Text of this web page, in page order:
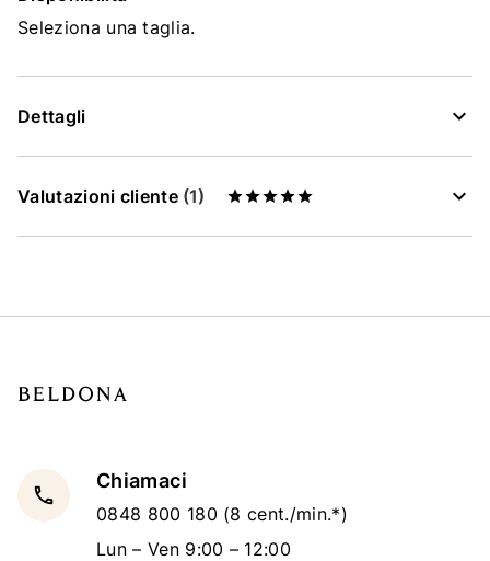
Seleziona una taglia.
Dettagli
Valutazioni cliente (1)
local_phone
Chiamaci
0848 800 180 (8 cent./min.*)
Lun – Ven 9:00 – 12:00